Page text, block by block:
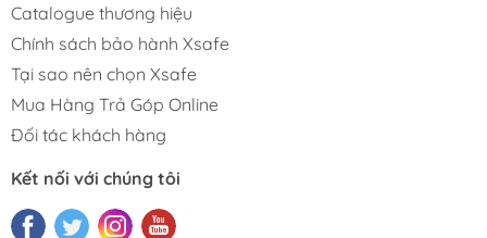
Catalogue thương hiệu
Chính sách bảo hành Xsafe
Tại sao nên chọn Xsafe
Mua Hàng Trả Góp Online
Đối tác khách hàng
Kết nối với chúng tôi